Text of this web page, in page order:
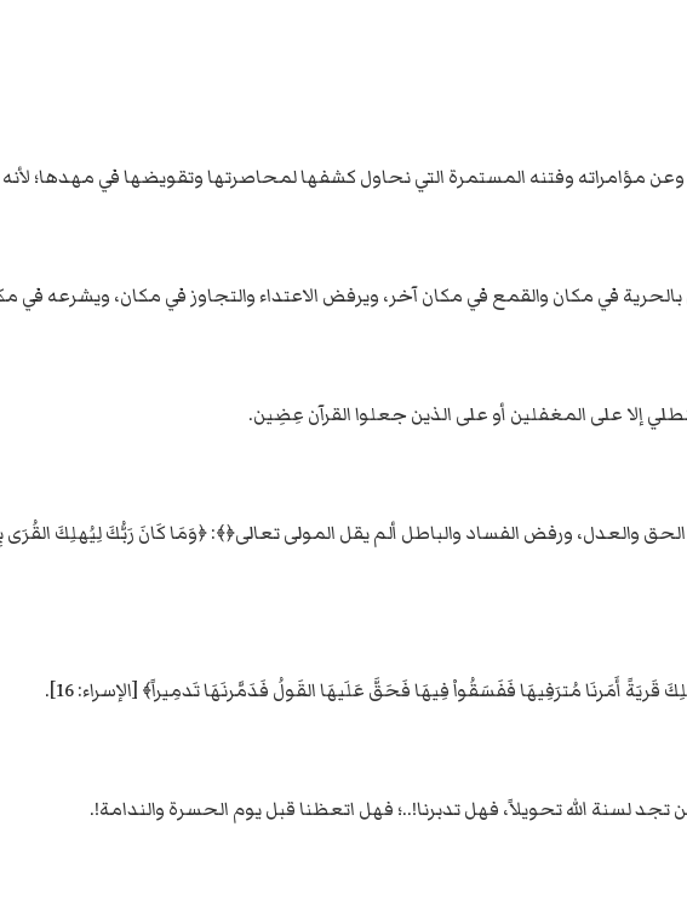
مؤامراته وفتنه المستمرة التي نحاول كشفها لمحاصرتها وتقويضها في مهدها؛
في مكان والقمع في مكان آخر، ويرفض الاعتداء والتجاوز في مكان، ويشرعه في
إلا على المغفلين أو على الذين جعلوا القرآن عِضِين.
الحق والعدل، ورفض الفساد والباطل ألم يقل المولى تعالى﴿﴾: ﴿وَمَا كَانَ رَبُّكَ لِيُهلِكَ
أَمَرنَا مُترَفِيهَا فَفَسَقُواْ فِيهَا فَحَقَّ عَلَيهَا القَولُ فَدَمَّرنَهَا تَدمِيراً﴾ [الإسراء: 16].
تجد لسنة الله تحويلاً، فهل تدبرنا!..؛ فهل اتعظنا قبل يوم الحسرة والندامة!.